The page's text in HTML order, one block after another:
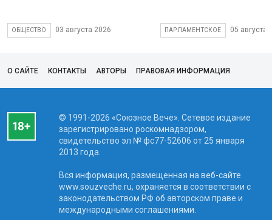
ОБЩЕСТВО 03 августа 2026 ПАРЛАМЕНТСКОЕ 05 августа
О САЙТЕ КОНТАКТЫ АВТОРЫ ПРАВОВАЯ ИНФОРМАЦИЯ
© 1991-2026 «Союзное Вече». Сетевое издание
зарегистрировано роскомнадзором,
свидетельство эл № фc77-52606 от 25 января
2013 года.
Вся информация, размещенная на веб-сайте
www.souzveche.ru, охраняется в соответствии с
законодательством РФ об авторском праве и
международными соглашениями.